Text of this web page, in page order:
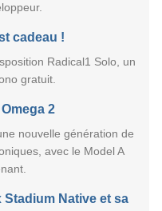
cadeau !
Radical1 Solo, un
gratuit.
2
nouvelle génération de
avec le Model A
Stadium Native et sa